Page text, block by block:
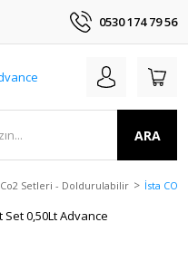
0530 174 79 56
ARA
Co2 Setleri - Doldurulabilir İsta